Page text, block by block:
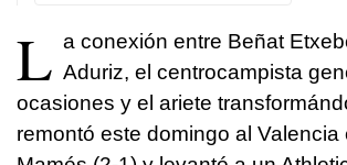
L a conexión entre Beñat
Aduriz, el centrocampista
ocasiones y el ariete
remontó este domingo al Valencia